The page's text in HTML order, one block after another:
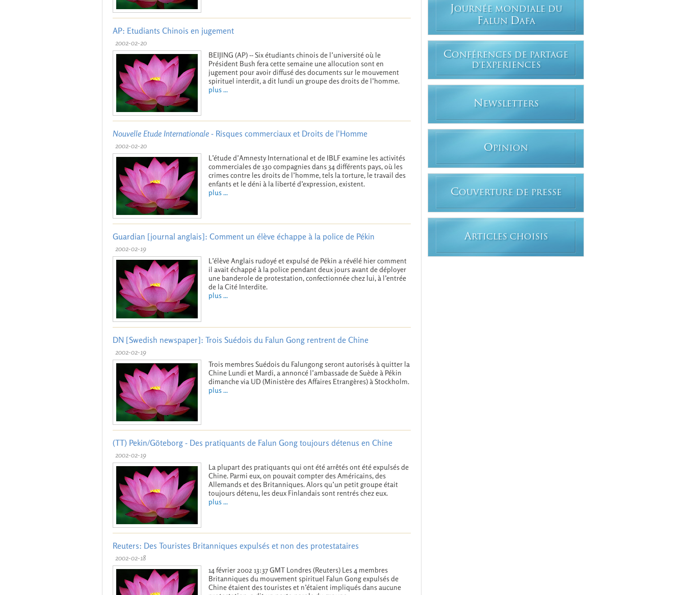
AP: Etudiants Chinois en jugement
2002-02-20
BEIJING (AP) -- Six étudiants chinois de l’université où le
Président Bush fera cette semaine une allocution sont en
jugement pour avoir diffusé des documents sur le mouvement
spirituel interdit, a dit lundi un groupe des droits de l’homme.
plus ...
Nouvelle Etude Internationale - Risques commerciaux et Droits de l'Homme
2002-02-20
L’étude d’Amnesty International et de IBLF examine les activités
commerciales de 130 compagnies dans 34 différents pays, où les
crimes contre les droits de l’homme, tels la torture, le travail des
enfants et le déni à la liberté d’expression, existent.
plus ...
Guardian [journal anglais]: Comment un élève échappe à la police de Pékin
2002-02-19
L’élève Anglais rudoyé et expulsé de Pékin a révélé hier comment
il avait échappé à la police pendant deux jours avant de déployer
une banderole de protestation, confectionnée chez lui, à l’entrée
de la Cité Interdite.
plus ...
DN [Swedish newspaper]: Trois Suédois du Falun Gong rentrent de Chine
2002-02-19
Trois membres Suédois du Falungong seront autorisés à quitter la
Chine Lundi et Mardi, a annoncé l’ambassade de Suède à Pékin
dimanche via UD (Ministère des Affaires Etrangères) à Stockholm.
plus ...
(TT) Pekin/Göteborg - Des pratiquants de Falun Gong toujours détenus en Chine
2002-02-19
La plupart des pratiquants qui ont été arrêtés ont été expulsés de
Chine. Parmi eux, on pouvait compter des Américains, des
Allemands et des Britanniques. Alors qu’un petit groupe était
toujours détenu, les deux Finlandais sont rentrés chez eux.
plus ...
Reuters: Des Touristes Britanniques expulsés et non des protestataires
2002-02-18
14 février 2002 13:37 GMT Londres (Reuters) Les 4 membres
Britanniques du mouvement spirituel Falun Gong expulsés de
Chine étaient des touristes et n’étaient impliqués dans aucune
JOURNÉE MONDIALE DU
FALUN DAFA
CONFÉRENCES DE PARTAGE
D'EXPERIENCES
N EWSLETTERS
OPINION
COUVERTURE DE PRESSE
ARTICLES CHOISIS